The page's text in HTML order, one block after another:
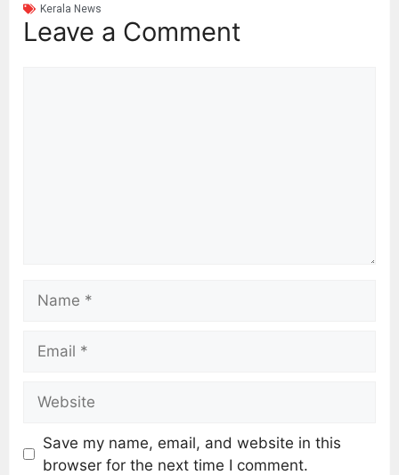
Kerala News
Leave a Comment
Save my name, email, and website in this
browser for the next time I comment.